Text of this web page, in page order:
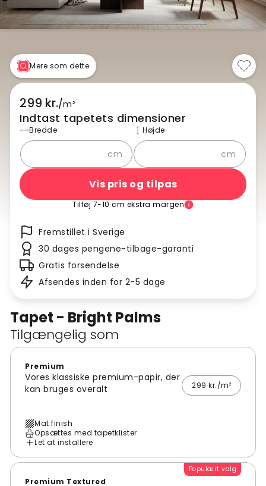
Tapet - Bright Palms
Tilgængelig som
Premium
Vores klassiske premium-papir, der
kan bruges overalt
299 kr./m²
Mat finish
Opsættes med tapetklister
Let at installere
Populært valg
Premium Textured
Mere som dette
299 kr./m²
Indtast tapetets dimensioner
Bredde
cm
Højde
cm
Vis pris og tilpas
Tilføj 7-10 cm ekstra margen
Fremstillet i Sverige
30 dages pengene-tilbage-garanti
Gratis forsendelse
Afsendes inden for 2-5 dage